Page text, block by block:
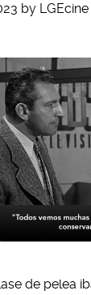
by LGEcine
de pelea